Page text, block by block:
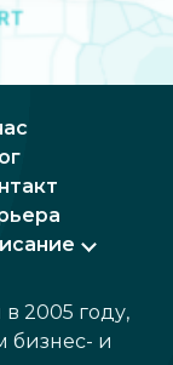
2005 году,
бизнес- и